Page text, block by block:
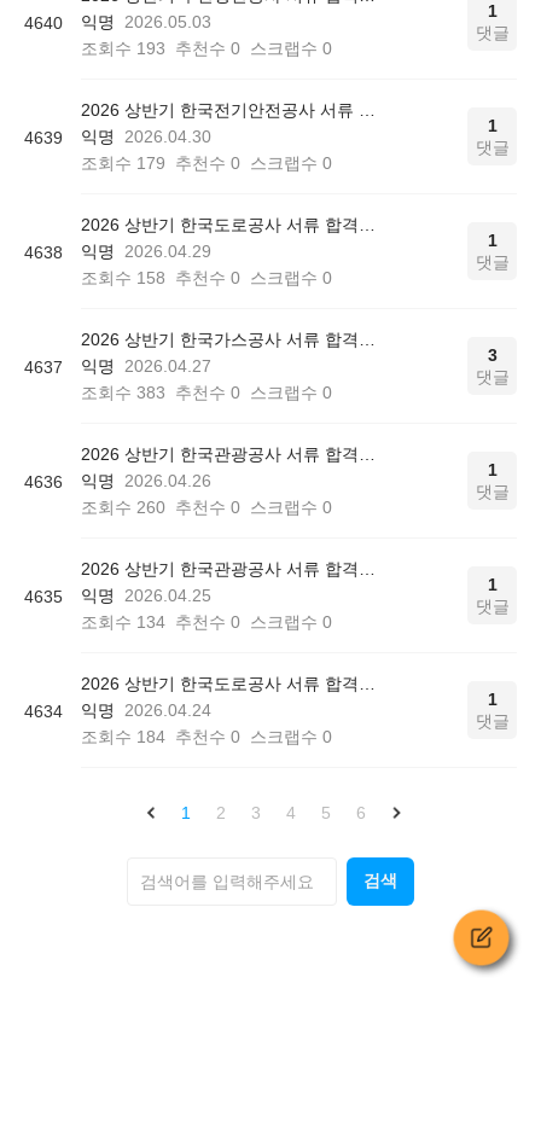
4640
익명
2026.05.03
조회수 193 추천수 0 스크랩수 0
1
댓글
4639
익명
2026.04.30
조회수 179 추천수 0 스크랩수 0
1
댓글
4638
익명
2026.04.29
조회수 158 추천수 0 스크랩수 0
1
댓글
4637
익명
2026.04.27
조회수 383 추천수 0 스크랩수 0
3
댓글
4636
익명
2026.04.26
조회수 260 추천수 0 스크랩수 0
1
댓글
4635
익명
2026.04.25
조회수 134 추천수 0 스크랩수 0
1
댓글
4634
익명
2026.04.24
조회수 184 추천수 0 스크랩수 0
1
댓글
1 2 3 4 5 6
검색